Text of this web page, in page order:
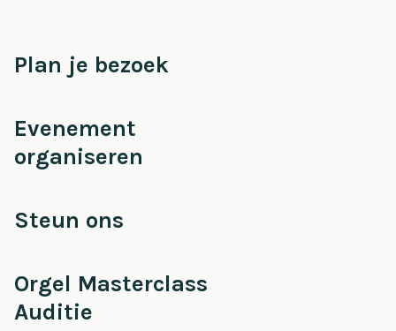
Plan je bezoek
Evenement
organiseren
Steun ons
Orgel Masterclass
Auditie